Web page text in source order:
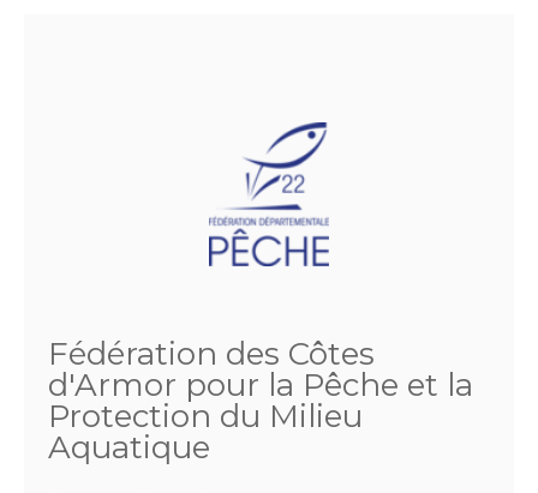
Fédération des Côtes
d'Armor pour la Pêche et la
Protection du Milieu
Aquatique